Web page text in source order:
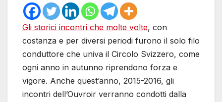
Gli storici incontri che molte volte, con
costanza e per diversi periodi furono il solo filo
conduttore che univa il Circolo Svizzero, come
ogni anno in autunno riprendono forza e
vigore. Anche quest’anno, 2015-2016, gli
incontri dell’Ouvroir verranno condotti dalla